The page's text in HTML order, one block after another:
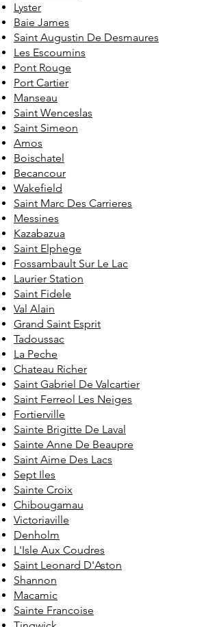
Lyster
Baie James
Saint Augustin De Desmaures
Les Escoumins
Pont Rouge
Port Cartier
Manseau
Saint Wenceslas
Saint Simeon
Amos
Boischatel
Becancour
Wakefield
Saint Marc Des Carrieres
Messines
Kazabazua
Saint Elphege
Fossambault Sur Le Lac
Laurier Station
Saint Fidele
Val Alain
Grand Saint Esprit
Tadoussac
La Peche
Chateau Richer
Saint Gabriel De Valcartier
Saint Ferreol Les Neiges
Fortierville
Sainte Brigitte De Laval
Sainte Anne De Beaupre
Saint Aime Des Lacs
Sept Iles
Sainte Croix
Chibougamau
Victoriaville
Denholm
L'Isle Aux Coudres
Saint Leonard D'Aston
Shannon
Macamic
Sainte Francoise